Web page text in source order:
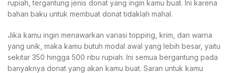
rupiah, tergantung jenis donat yang ingin kamu buat. Ini karena
bahan baku untuk membuat donat tidaklah mahal.
Jika kamu ingin menawarkan variasi topping, krim, dan warna
yang unik, maka kamu butuh modal awal yang lebih besar, yaitu
sekitar 350 hingga 500 ribu rupiah. Ini semua bergantung pada
banyaknya donat yang akan kamu buat. Saran untuk kamu